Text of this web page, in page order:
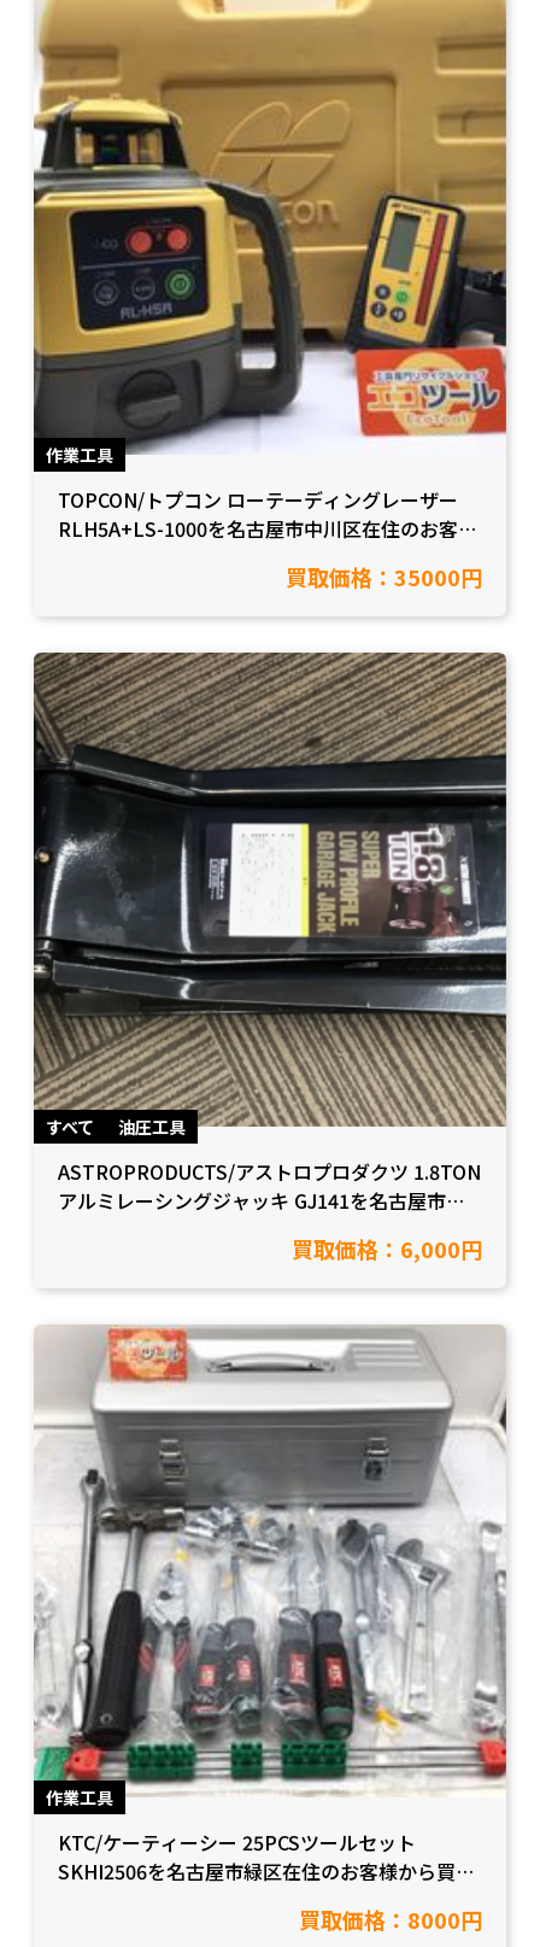
作業工具
TOPCON/トプコン ローテーディングレーザー
RLH5A+LS-1000を名古屋市中川区在住のお客様
買取価格：35000円
すべて 油圧工具
ASTROPRODUCTS/アストロプロダクツ 1.8TON
アルミレーシングジャッキ GJ141を名古屋市中
買取価格：6,000円
作業工具
KTC/ケーティーシー 25PCSツールセット
SKHI2506を名古屋市緑区在住のお客様から買取
買取価格：8000円